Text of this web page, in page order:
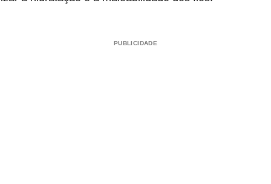
PUBLICIDADE